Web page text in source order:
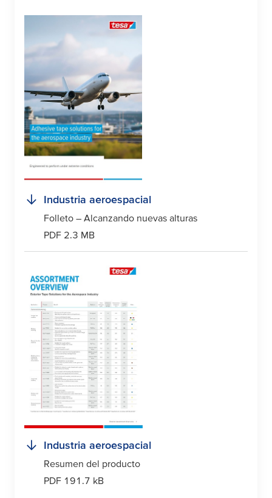
Industria aeroespacial
Folleto – Alcanzando nuevas alturas
PDF 2.3 MB
Industria aeroespacial
Resumen del producto
PDF 191.7 kB